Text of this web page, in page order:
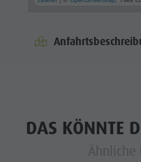
DAS KÖNNTE
Ähnliche